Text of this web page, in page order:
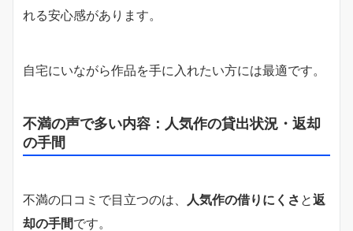
れる安心感があります。
自宅にいながら作品を手に入れたい方には最適です。
不満の声で多い内容：人気作の貸出状況・返却
の手間
不満の口コミで目立つのは、 人気作の借りにくさ と返
却の手間です。